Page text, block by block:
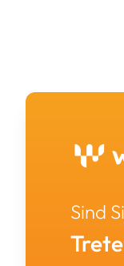
Sind